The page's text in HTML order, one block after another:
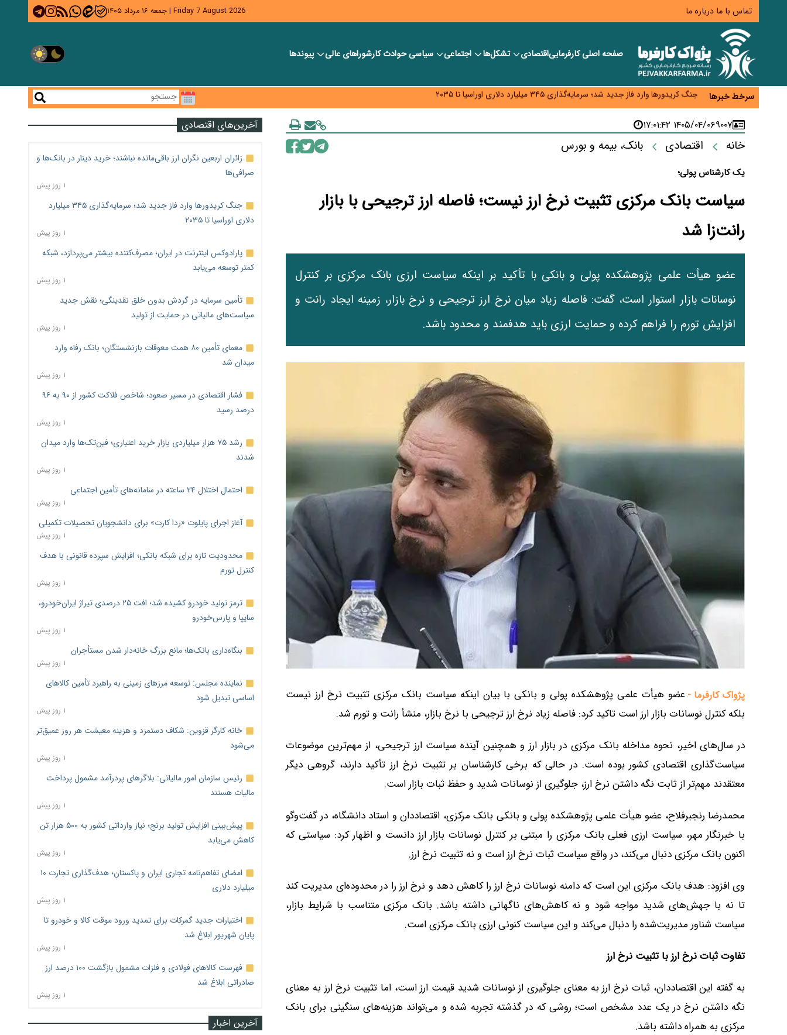
تماس با ما درباره ما Friday 7 August 2026
| جمعه ۱۶ مرداد ۱۴۰۵
صفحه اصلیکارفرماییاقتصادی تشکل‌ها اجتماعی سیاسیحوادث کارشورا‎های عالی پیوندها
سرخط خبرها
زائران اربعین نگران ارز باقی‌مانده نباشند؛ خرید دینار در بانک‌ها و صرافی‌ها
جنگ کریدورها وارد فاز جدید شد؛ سرمایه‌گذاری ۳۴۵ میلیارد دلاری اوراسیا تا ۲۰۳۵
پارادوکس اینترنت در ایران؛ مصرف‌کننده بیشتر می‌پردازد، شبکه کمتر توسعه می‌یابد
تأمین سرمایه در گردش بدون خلق نقدینگی؛ نقش جدید سیاست‌های مالیاتی در حمایت از تولید
معمای تأمین ۸۰ همت معوقات بازنشستگان؛ بانک رفاه وارد میدان شد
۹۰۰۷۱۴۰۵/۰۴/۰۶ ۱۷:۰۱:۴۲
خانه اقتصادی بانک، بیمه و بورس
یک کارشناس پولی؛
سیاست بانک مرکزی تثبیت نرخ ارز نیست؛ فاصله ارز ترجیحی با بازار
رانت‌زا شد
عضو هیأت علمی پژوهشکده پولی و بانکی با تأکید بر اینکه سیاست ارزی بانک مرکزی بر کنترل
نوسانات بازار استوار است، گفت: فاصله زیاد میان نرخ ارز ترجیحی و نرخ بازار، زمینه ایجاد رانت و
افزایش تورم را فراهم کرده و حمایت ارزی باید هدفمند و محدود باشد.
پژواک کارفرما - عضو هیأت علمی پژوهشکده پولی و بانکی با بیان اینکه سیاست بانک مرکزی تثبیت نرخ ارز نیست
بلکه کنترل نوسانات بازار ارز است تاکید کرد: فاصله زیاد نرخ ارز ترجیحی با نرخ بازار، منشأ رانت و تورم شد.
در سال‌های اخیر، نحوه مداخله بانک مرکزی در بازار ارز و همچنین آینده سیاست ارز ترجیحی، از مهم‌ترین موضوعات
سیاست‌گذاری اقتصادی کشور بوده است. در حالی که برخی کارشناسان بر تثبیت نرخ ارز تأکید دارند، گروهی دیگر
معتقدند مهم‌تر از ثابت نگه داشتن نرخ ارز، جلوگیری از نوسانات شدید و حفظ ثبات بازار است.
محمدرضا رنجبرفلاح، عضو هیأت علمی پژوهشکده پولی و بانکی بانک مرکزی، اقتصاددان و استاد دانشگاه، در گفت‌وگو
با خبرنگار مهر، سیاست ارزی فعلی بانک مرکزی را مبتنی بر کنترل نوسانات بازار ارز دانست و اظهار کرد: سیاستی که
اکنون بانک مرکزی دنبال می‌کند، در واقع سیاست ثبات نرخ ارز است و نه تثبیت نرخ ارز.
وی افزود: هدف بانک مرکزی این است که دامنه نوسانات نرخ ارز را کاهش دهد و نرخ ارز را در محدوده‌ای مدیریت کند
تا نه با جهش‌های شدید مواجه شود و نه کاهش‌های ناگهانی داشته باشد. بانک مرکزی متناسب با شرایط بازار،
سیاست شناور مدیریت‌شده را دنبال می‌کند و این سیاست کنونی ارزی بانک مرکزی است.
تفاوت ثبات نرخ ارز با تثبیت نرخ ارز
به گفته این اقتصاددان، ثبات نرخ ارز به معنای جلوگیری از نوسانات شدید قیمت ارز است، اما تثبیت نرخ ارز به معنای
نگه داشتن نرخ در یک عدد مشخص است؛ روشی که در گذشته تجربه شده و می‌تواند هزینه‌های سنگینی برای بانک
مرکزی به همراه داشته باشد.
آخرین‌های اقتصادی
زائران اربعین نگران ارز باقی‌مانده نباشند؛ خرید دینار در بانک‌ها و
صرافی‌ها
۱ روز پیش
جنگ کریدورها وارد فاز جدید شد؛ سرمایه‌گذاری ۳۴۵ میلیارد
دلاری اوراسیا تا ۲۰۳۵
۱ روز پیش
پارادوکس اینترنت در ایران؛ مصرف‌کننده بیشتر می‌پردازد، شبکه
کمتر توسعه می‌یابد
۱ روز پیش
تأمین سرمایه در گردش بدون خلق نقدینگی؛ نقش جدید
سیاست‌های مالیاتی در حمایت از تولید
۱ روز پیش
معمای تأمین ۸۰ همت معوقات بازنشستگان؛ بانک رفاه وارد
میدان شد
۱ روز پیش
فشار اقتصادی در مسیر صعود؛ شاخص فلاکت کشور از ۹۰ به ۹۶
درصد رسید
۱ روز پیش
رشد ۷۵ هزار میلیاردی بازار خرید اعتباری؛ فین‌تک‌ها وارد میدان
شدند
۱ روز پیش
احتمال اختلال ۲۴ ساعته در سامانه‌های تأمین اجتماعی
۱ روز پیش
آغاز اجرای پایلوت «ردا کارت» برای دانشجویان تحصیلات تکمیلی
۱ روز پیش
محدودیت تازه برای شبکه بانکی؛ افزایش سپرده قانونی با هدف
کنترل تورم
۱ روز پیش
ترمز تولید خودرو کشیده شد؛ افت ۲۵ درصدی تیراژ ایران‌خودرو،
سایپا و پارس‌خودرو
۱ روز پیش
بنگاه‌داری بانک‌ها؛ مانع بزرگ خانه‌دار شدن مستأجران
۱ روز پیش
نماینده مجلس: توسعه مرزهای زمینی به راهبرد تأمین کالاهای
اساسی تبدیل شود
۱ روز پیش
خانه کارگر قزوین: شکاف دستمزد و هزینه معیشت هر روز عمیق‌تر
می‌شود
۱ روز پیش
رئیس سازمان امور مالیاتی: بلاگرهای پردرآمد مشمول پرداخت
مالیات هستند
۱ روز پیش
پیش‌بینی افزایش تولید برنج؛ نیاز وارداتی کشور به ۵۰۰ هزار تن
کاهش می‌یابد
۱ روز پیش
امضای تفاهم‌نامه تجاری ایران و پاکستان؛ هدف‌گذاری تجارت ۱۰
میلیارد دلاری
۱ روز پیش
اختیارات جدید گمرکات برای تمدید ورود موقت کالا و خودرو تا
پایان شهریور ابلاغ شد
۱ روز پیش
فهرست کالاهای فولادی و فلزات مشمول بازگشت ۱۰۰ درصد ارز
صادراتی ابلاغ شد
۱ روز پیش
آخرین اخبار